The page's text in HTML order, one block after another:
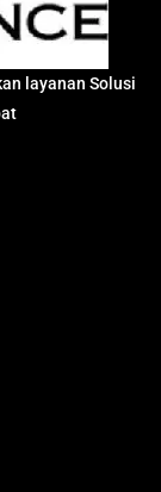
layanan Solusi